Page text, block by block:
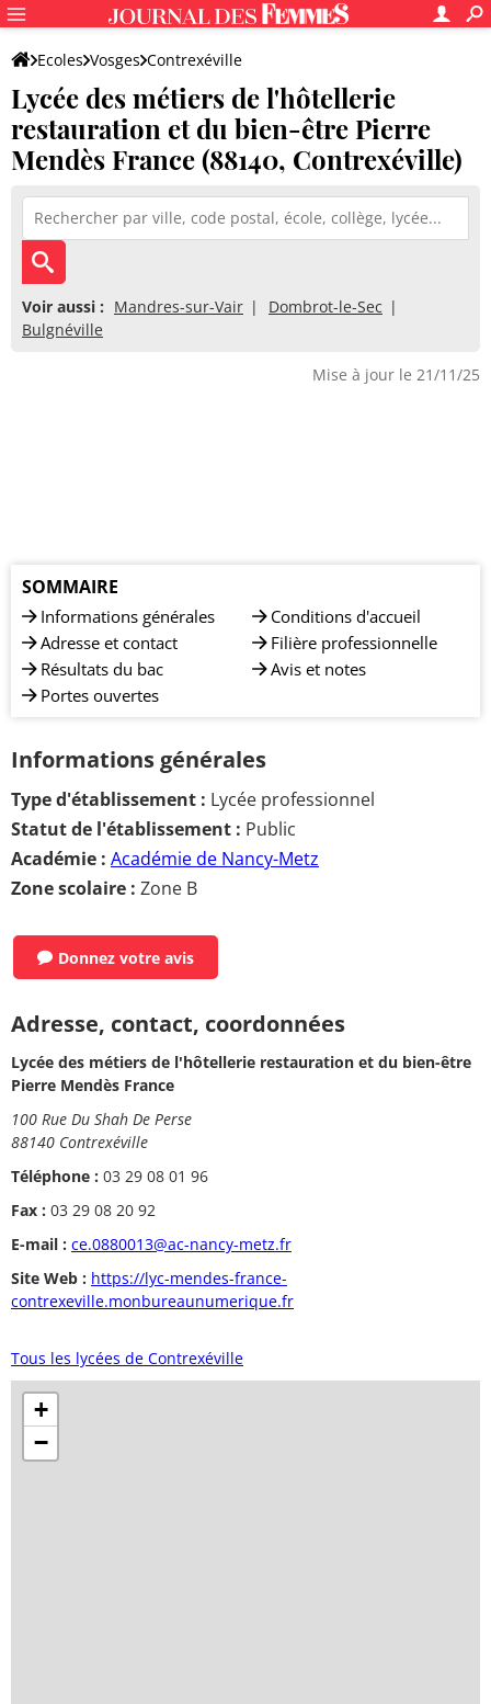
Ecoles Vosges Contrexéville
Lycée des métiers de l'hôtellerie restauration et du bien-être
Lycée des métiers de l'hôtellerie
restauration et du bien-être Pierre
Mendès France (88140, Contrexéville)
Voir aussi : Mandres-sur-Vair
Dombrot-le-Sec
Bulgnéville
Mise à jour le 21/11/25
SOMMAIRE
Informations générales
Adresse et contact
Résultats du bac
Portes ouvertes
Conditions d'accueil
Filière professionnelle
Avis et notes
Informations générales
Type d'établissement : Lycée professionnel
Statut de l'établissement : Public
Académie : Académie de Nancy-Metz
Zone scolaire : Zone B
Donnez votre avis
Adresse, contact, coordonnées
Lycée des métiers de l'hôtellerie restauration et du bien-être
Pierre Mendès France
100 Rue Du Shah De Perse
88140 Contrexéville
Téléphone : 03 29 08 01 96
Fax : 03 29 08 20 92
E-mail : ce.0880013@ac-nancy-metz.fr
Site Web : https://lyc-mendes-france-
contrexeville.monbureaunumerique.fr
Tous les lycées de Contrexéville
+
−